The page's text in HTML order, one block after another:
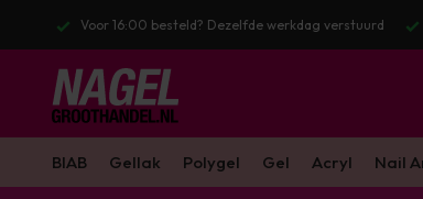
Voor 16:00 besteld? Dezelfde werkdag verstuurd
BIAB Gellak Polygel Gel Acryl Nail